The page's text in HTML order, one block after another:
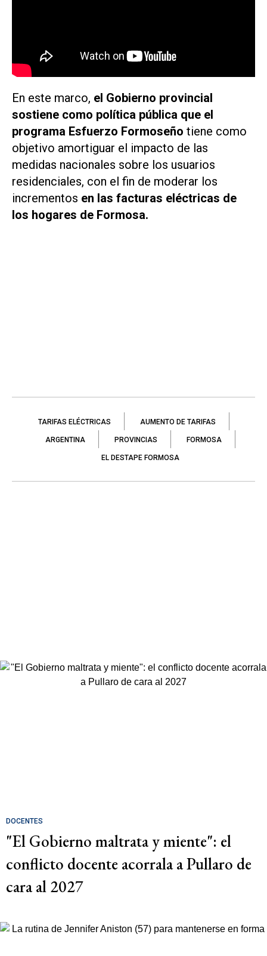
En este marco, el Gobierno provincial
sostiene como política pública que el
programa Esfuerzo Formoseño tiene como
objetivo amortiguar el impacto de las
medidas nacionales sobre los usuarios
residenciales, con el fin de moderar los
incrementos en las facturas eléctricas de
los hogares de Formosa.
TARIFAS ELÉCTRICAS AUMENTO DE TARIFAS
ARGENTINA PROVINCIAS FORMOSA
EL DESTAPE FORMOSA
DOCENTES
"El Gobierno maltrata y miente": el
conflicto docente acorrala a Pullaro de
cara al 2027